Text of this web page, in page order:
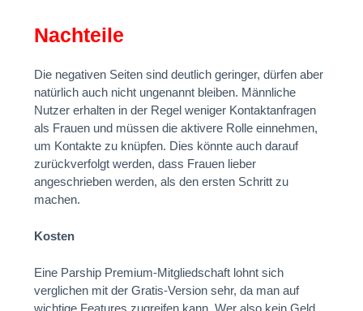
Nachteile
Die negativen Seiten sind deutlich geringer, dürfen aber
natürlich auch nicht ungenannt bleiben. Männliche
Nutzer erhalten in der Regel weniger Kontaktanfragen
als Frauen und müssen die aktivere Rolle einnehmen,
um Kontakte zu knüpfen. Dies könnte auch darauf
zurückverfolgt werden, dass Frauen lieber
angeschrieben werden, als den ersten Schritt zu
machen.
Kosten
Eine Parship Premium-Mitgliedschaft lohnt sich
verglichen mit der Gratis-Version sehr, da man auf